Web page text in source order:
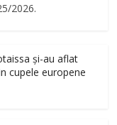
2026.
și-au aflat
cupele europene